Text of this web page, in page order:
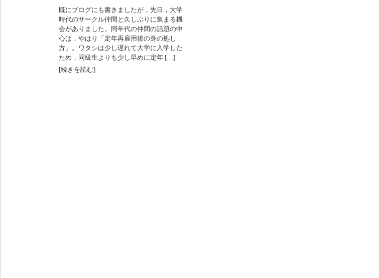
既にブログにも書きましたが，先日，大学
時代のサークル仲間と久しぶりに集まる機
会がありました。同年代の仲間の話題の中
心は，やはり「定年再雇用後の身の処し
方」。ワタシは少し遅れて大学に入学した
ため，同級生よりも少し早めに定年 […]
[続きを読む]